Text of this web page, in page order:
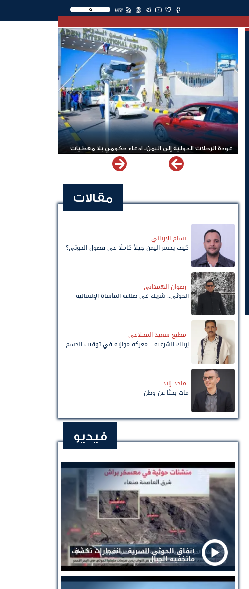
EN
عودة الرحلات الدولية إلى اليمن.. ادعاء حكومي بلا معطيات
مقالات
بسام الإرياني
كيف يخسر اليمن جيلاً كاملًا في فصول الحوثي؟
رضوان الهمداني
الحوثي.. شريك في صناعة المأساة الإنسانية
مطيع سعيد المخلافي
إرباك الشرعية... معركة موازية في توقيت الحسم
ماجد زايد
مات بحثًا عن وطن
فيديو
أنفاق الحوثي السرية .. انفجارات تكشف
ماتخفيه الجبال